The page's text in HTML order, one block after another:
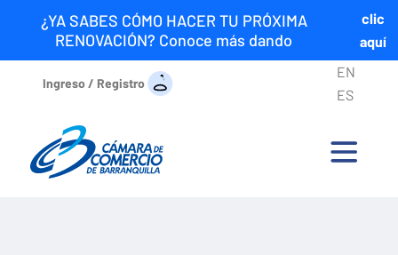
¿YA SABES CÓMO HACER TU PRÓXIMA
RENOVACIÓN? Conoce más dando
clic
aquí
Ingreso / Registro
EN
ES